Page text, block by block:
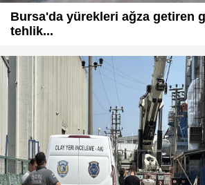
Bursa'da yürekleri ağza getiren
tehlik...